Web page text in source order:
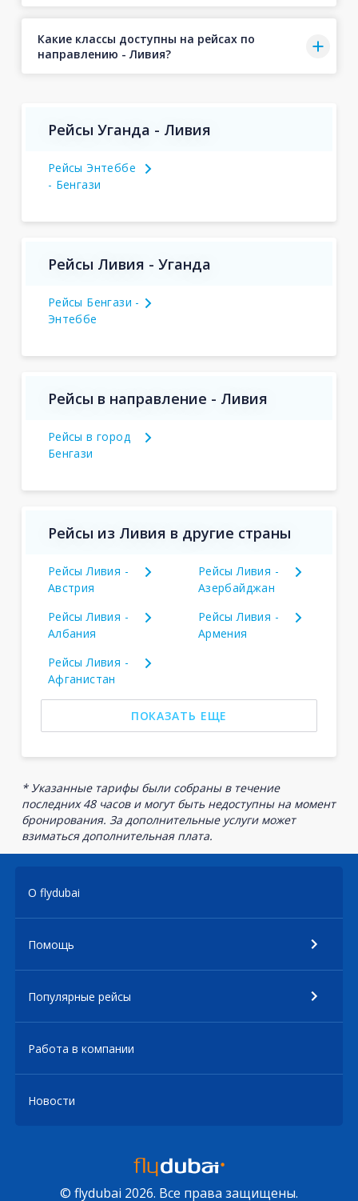
Какие классы доступны на рейсах по
направлению - Ливия?
Рейсы Уганда - Ливия
Рейсы Энтеббе
- Бенгази
Рейсы Ливия - Уганда
Рейсы Бенгази -
Энтеббе
Рейсы в направление - Ливия
Рейсы в город
Бенгази
Рейсы из Ливия в другие страны
Рейсы Ливия -
Австрия
Рейсы Ливия -
Азербайджан
Рейсы Ливия -
Албания
Рейсы Ливия -
Армения
Рейсы Ливия -
Афганистан
ПОКАЗАТЬ ЕЩЕ
* Указанные тарифы были собраны в течение
последних 48 часов и могут быть недоступны на момент
бронирования. За дополнительные услуги может
взиматься дополнительная плата.
О flydubai
Помощь
Популярные рейсы
Работа в компании
Новости
© flydubai 2026. Все права защищены.